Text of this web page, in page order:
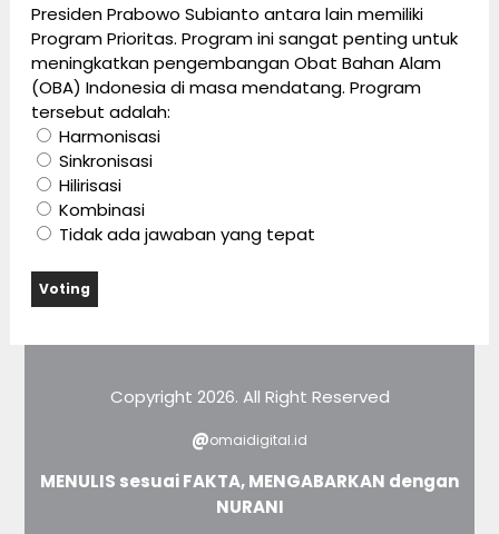
Presiden Prabowo Subianto antara lain memiliki
Program Prioritas. Program ini sangat penting untuk
meningkatkan pengembangan Obat Bahan Alam
(OBA) Indonesia di masa mendatang. Program
tersebut adalah:
Harmonisasi
Sinkronisasi
Hilirisasi
Kombinasi
Tidak ada jawaban yang tepat
Copyright 2026. All Right Reserved
@omaidigital.id
MENULIS sesuai FAKTA, MENGABARKAN dengan
NURANI